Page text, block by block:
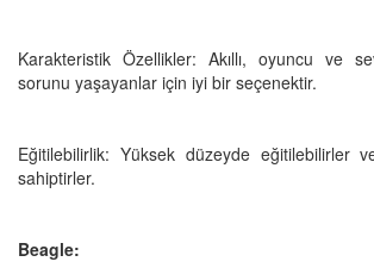
Karakteristik Özellikler: Akıllı, oyuncu ve
sorunu yaşayanlar için iyi bir seçenektir.
Eğitilebilirlik: Yüksek düzeyde eğitilebilirler
sahiptirler.
Beagle: